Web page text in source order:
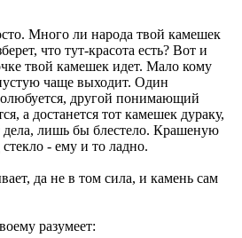
Много ли народа твой камешек
что тут-красота есть? Вот и
твой камешек идет. Мало кому
чаще выходит. Один
другой понимающий
а достанется тот камешек дураку,
дела, лишь бы блестело. Крашеную
- ему и то ладно.
да не в том сила, и камень сам
разумеет: